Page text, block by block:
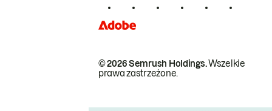
© 2026 Semrush Holdings.Wszelkie
prawa zastrzeżone.